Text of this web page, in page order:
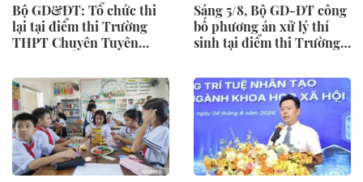
Bộ GD&ĐT: Tổ chức thi
lại tại điểm thi Trường
THPT Chuyên Tuyên
khách quan, công bằng
Sáng 5/8, Bộ GD-ĐT công
bố phương án xử lý thí
sinh tại điểm thi Trường
Quang